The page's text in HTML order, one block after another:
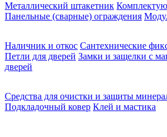
Металлический штакетник
Панельные (сварные) ограждения
Наличник и откос Сантехнические
Петли для дверей Замки и защелки с
дверей
Средства для очистки и защиты
Подкладочный ковер Клей и мастика